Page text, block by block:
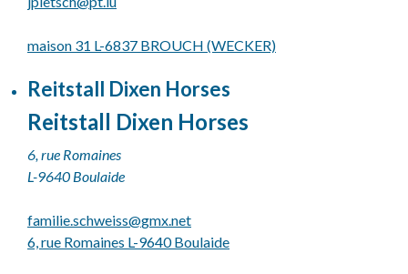
maison 31 L-6837 BROUCH (WECKER)
Reitstall Dixen Horses
Reitstall Dixen Horses
6, rue Romaines
L-9640 Boulaide
familie.schweiss@gmx.net
6, rue Romaines L-9640 Boulaide